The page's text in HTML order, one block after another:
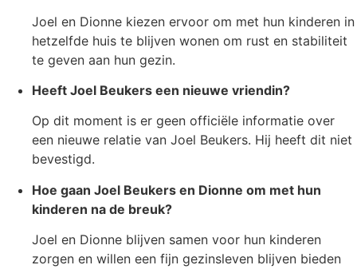
Joel en Dionne kiezen ervoor om met hun kinderen in
hetzelfde huis te blijven wonen om rust en stabiliteit
te geven aan hun gezin.
Heeft Joel Beukers een nieuwe vriendin?
Op dit moment is er geen officiële informatie over
een nieuwe relatie van Joel Beukers. Hij heeft dit niet
bevestigd.
Hoe gaan Joel Beukers en Dionne om met hun
kinderen na de breuk?
Joel en Dionne blijven samen voor hun kinderen
zorgen en willen een fijn gezinsleven blijven bieden